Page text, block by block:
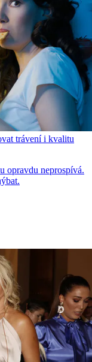
trávení i kvalitu
opravdu neprospívá.